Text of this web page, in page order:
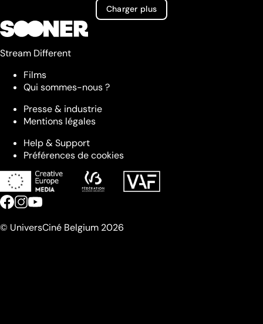
Charger plus
Stream Different
Films
Qui sommes-nous ?
Presse & industrie
Mentions légales
Help & Support
Préférences de cookies
© UniversCiné Belgium 2026